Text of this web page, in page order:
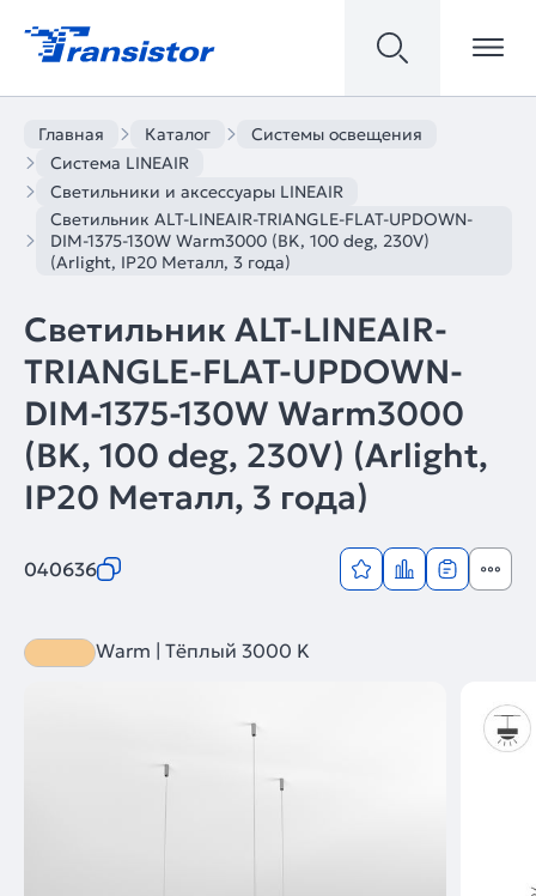
Главная Каталог
Системы освещения
Система LINEAIR
Светильники и аксессуары LINEAIR
Светильник ALT-LINEAIR-TRIANGLE-FLAT-UPDOWN-
DIM-1375-130W Warm3000 (BK, 100 deg, 230V)
(Arlight, IP20 Металл, 3 года)
Светильник ALT-LINEAIR-
TRIANGLE-FLAT-UPDOWN-
DIM-1375-130W Warm3000
(BK, 100 deg, 230V) (Arlight,
IP20 Металл, 3 года)
040636
Warm | Тёплый 3000 K